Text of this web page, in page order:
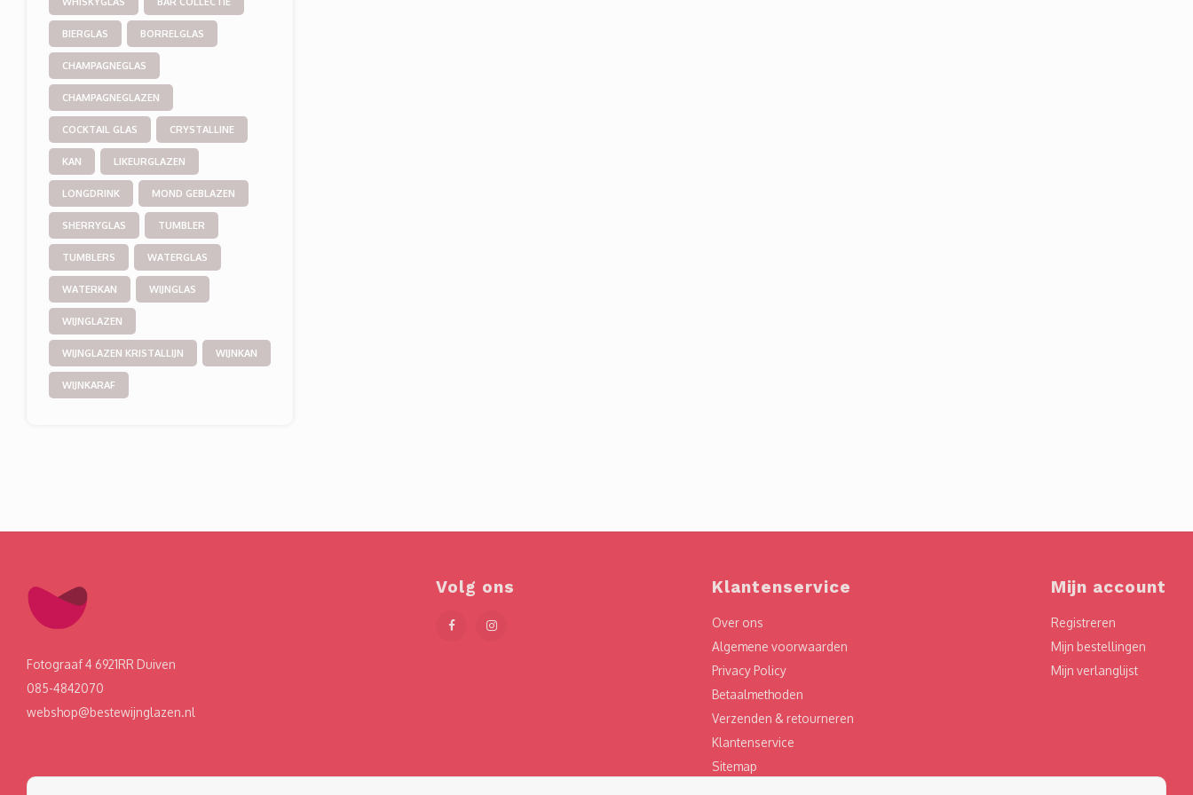
BIERGLAS BORRELGLAS
CHAMPAGNEGLAS
CHAMPAGNEGLAZEN
COCKTAIL GLAS CRYSTALLINE
KAN LIKEURGLAZEN
LONGDRINK MOND GEBLAZEN
SHERRYGLAS TUMBLER
TUMBLERS WATERGLAS
WATERKAN WIJNGLAS
WIJNGLAZEN
WIJNGLAZEN KRISTALLIJN WIJNKAN
WIJNKARAF
Fotograaf 4 6921RR Duiven
085-4842070
webshop@bestewijnglazen.nl
Volg ons Klantenservice
Over ons
Algemene voorwaarden
Privacy Policy
Betaalmethoden
Verzenden & retourneren
Klantenservice
Sitemap
Mijn account
Registreren
Mijn bestellingen
Mijn verlanglijst